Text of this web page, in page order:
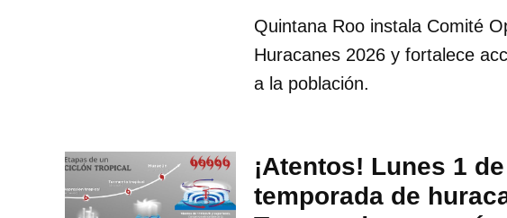
Quintana Roo instala Comité
Huracanes 2026 y fortalece
a la población.
¡Atentos! Lunes 1
temporada de